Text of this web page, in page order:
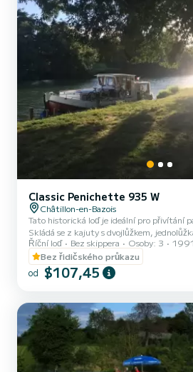
Classic Penichette 935 W
Châtillon-en-Bazois
Tato historická loď je ideální pro přivítání
Skládá se z kajuty s dvojlůžkem,
rozkládací dvoulůžka v salonu. Na palubě
kuchyňku a také koupelny (sprcha,
budou také prostěradla. U pronájmů od pondělí do pátku
(minitýden) NEBO víkendu bude cena
ráno (nebo pátek večer v závislosti na
před...
Říční loď Bez skippera Osoby: 3 1991
Bez řidičského průkazu
od $107,45